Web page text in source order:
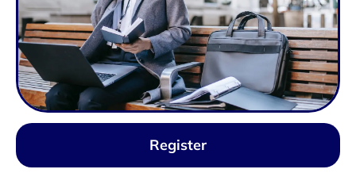
Register